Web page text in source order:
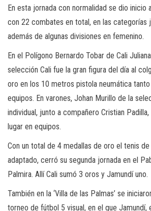
En esta jornada con normalidad se dio inicio
con 22 combates en total, en las categorías
además de algunas divisiones en femenino.
En el Polígono Bernardo Tobar de Cali
selección Cali fue la gran figura del día al
oro en los 10 metros pistola neumática
equipos. En varones, Johan Murillo de la
individual, junto a compañero Cristian
lugar en equipos.
Con un total de 4 medallas de oro el tenis
adaptado, cerró su segunda jornada en el
Palmira. Allí Cali sumó 3 oros y Jamundí uno.
También en la ‘Villa de las Palmas’ se
torneo de fútbol 5 visual, en el que Jamundí,